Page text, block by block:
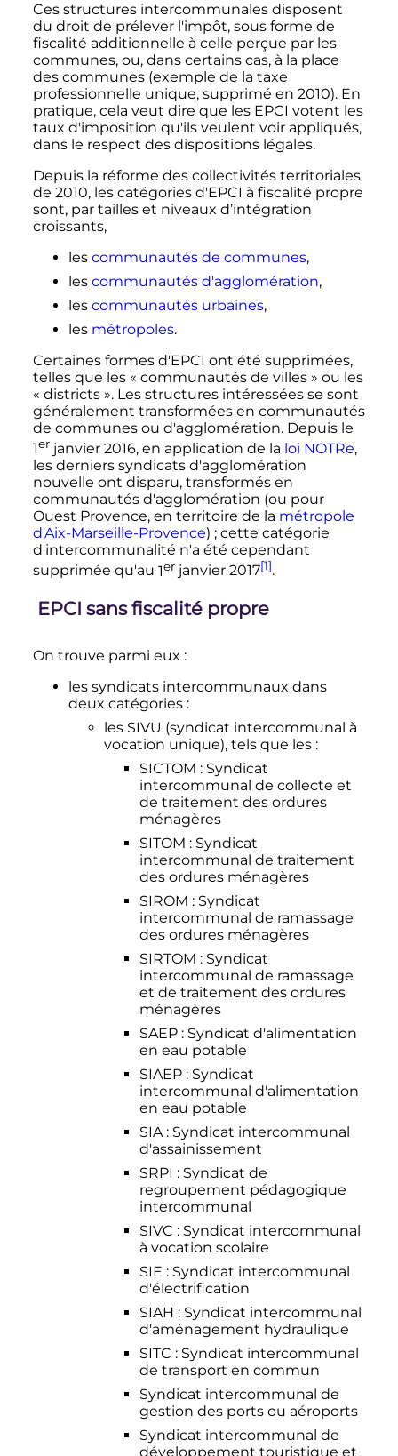
Ces structures intercommunales disposent
du droit de prélever l'impôt, sous forme de
fiscalité additionnelle à celle perçue par les
communes, ou, dans certains cas, à la place
des communes (exemple de la taxe
professionnelle unique, supprimé en 2010). En
pratique, cela veut dire que les EPCI votent les
taux d'imposition qu'ils veulent voir appliqués,
dans le respect des dispositions légales.
Depuis la réforme des collectivités territoriales
de 2010, les catégories d'EPCI à fiscalité propre
sont, par tailles et niveaux d’intégration
croissants,
les communautés de communes,
les communautés d'agglomération,
les communautés urbaines,
les métropoles.
Certaines formes d'EPCI ont été supprimées,
telles que les « communautés de villes » ou les
« districts ». Les structures intéressées se sont
généralement transformées en communautés
de communes ou d'agglomération. Depuis le
1er janvier 2016, en application de la loi NOTRe,
les derniers syndicats d'agglomération
nouvelle ont disparu, transformés en
communautés d'agglomération (ou pour
Ouest Provence, en territoire de la métropole
d'Aix-Marseille-Provence) ; cette catégorie
d'intercommunalité n'a été cependant
supprimée qu'au 1erjanvier 2017[1].
EPCI sans fiscalité propre
On trouve parmi eux :
les syndicats intercommunaux dans
deux catégories :
les SIVU (syndicat intercommunal à
vocation unique), tels que les :
SICTOM : Syndicat
intercommunal de collecte et
de traitement des ordures
ménagères
SITOM : Syndicat
intercommunal de traitement
des ordures ménagères
SIROM : Syndicat
intercommunal de ramassage
des ordures ménagères
SIRTOM : Syndicat
intercommunal de ramassage
et de traitement des ordures
ménagères
SAEP : Syndicat d'alimentation
en eau potable
SIAEP : Syndicat
intercommunal d'alimentation
en eau potable
SIA : Syndicat intercommunal
d'assainissement
SRPI : Syndicat de
regroupement pédagogique
intercommunal
SIVC : Syndicat intercommunal
à vocation scolaire
SIE : Syndicat intercommunal
d'électrification
SIAH : Syndicat intercommunal
d'aménagement hydraulique
SITC : Syndicat intercommunal
de transport en commun
Syndicat intercommunal de
gestion des ports ou aéroports
Syndicat intercommunal de
développement touristique et